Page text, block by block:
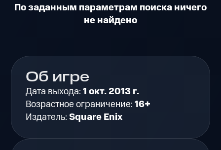
По заданным параметрам поиска ничего
не найдено
Об игре
Дата выхода:1 окт. 2013 г.
Возрастное ограничение:16+
Издатель:Square Enix